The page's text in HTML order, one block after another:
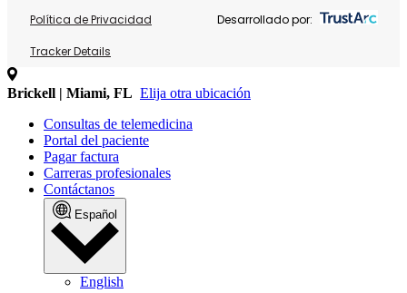
Política de Privacidad
Tracker Details
Desarrollado por:
Brickell | Miami, FL Elija otra ubicación
Consultas de telemedicina
Portal del paciente
Pagar factura
Carreras profesionales
Contáctanos
Español
English